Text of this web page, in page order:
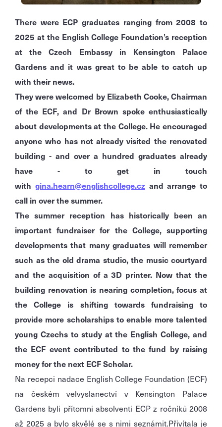
There were ECP graduates ranging from 2008 to
2025 at the English College Foundation’s reception
at the Czech Embassy in Kensington Palace
Gardens and it was great to be able to catch up
with their news.
They were welcomed by Elizabeth Cooke, Chairman
of the ECF, and Dr Brown spoke enthusiastically
about developments at the College. He encouraged
anyone who has not already visited the renovated
building - and over a hundred graduates already
have - to get in touch
with gina.hearn@englishcollege.czand arrange to
call in over the summer.
The summer reception has historically been an
important fundraiser for the College, supporting
developments that many graduates will remember
such as the old drama studio, the music courtyard
and the acquisition of a 3D printer. Now that the
building renovation is nearing completion, focus at
the College is shifting towards fundraising to
provide more scholarships to enable more talented
young Czechs to study at the English College, and
the ECF event contributed to the fund by raising
money for the next ECF Scholar.
Na recepci nadace English College Foundation (ECF)
na českém velvyslanectví v Kensington Palace
Gardens byli přítomni absolventi ECP z ročníků 2008
až 2025 a bylo skvělé se s nimi seznámit.Přivítala je